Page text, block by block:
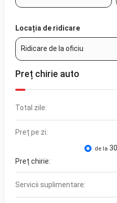
Locația de ridicare
Preț chirie auto
Total zile:
Preț pe zi:
de la 30
Preț chirie:
Servicii suplimentare: